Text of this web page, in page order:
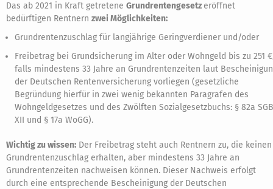
Das ab 2021 in Kraft getretene Grundrentengesetz eröffnet
bedürftigen Rentnern zwei Möglichkeiten:
Grundrentenzuschlag für langjährige Geringverdiener und/oder
Freibetrag bei Grundsicherung im Alter oder Wohngeld bis zu 251
falls mindestens 33 Jahre an Grundrentenzeiten laut
der Deutschen Rentenversicherung vorliegen (gesetzliche
Begründung hierfür in zwei wenig bekannten Paragrafen des
Wohngeldgesetzes und des Zwölften Sozialgesetzbuchs: § 82a SGB
XII und § 17a WoGG).
Wichtig zu wissen: Der Freibetrag steht auch Rentnern zu, die keinen
Grundrentenzuschlag erhalten, aber mindestens 33 Jahre an
Grundrentenzeiten nachweisen können. Dieser Nachweis erfolgt
durch eine entsprechende Bescheinigung der Deutschen